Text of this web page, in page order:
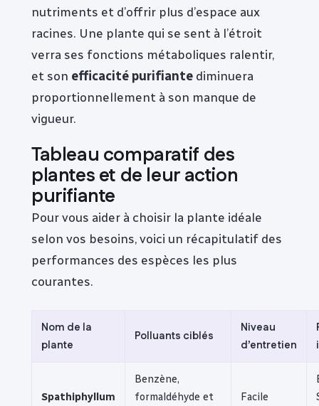
nutriments et d’offrir plus d’espace aux
racines. Une plante qui se sent à l’étroit
verra ses fonctions métaboliques ralentir,
et son efficacité purifiante diminuera
proportionnellement à son manque de
vigueur.
Tableau comparatif des
plantes et de leur action
purifiante
Pour vous aider à choisir la plante idéale
selon vos besoins, voici un récapitulatif des
performances des espèces les plus
courantes.
Nom de la
plante
Polluants ciblés
Niveau
d’entretien
Spathiphyllum
Benzène,
formaldéhyde et
Facile